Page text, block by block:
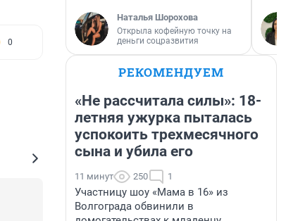
0
Наталья Шорохова
Открыла кофейную точку на
деньги соцразвития
РЕКОМЕНДУЕМ
«Не рассчитала силы»: 18-
летняя ужурка пыталась
успокоить трехмесячного
сына и убила его
11 минут 250 1
Участницу шоу «Мама в 16» из
Волгограда обвинили в